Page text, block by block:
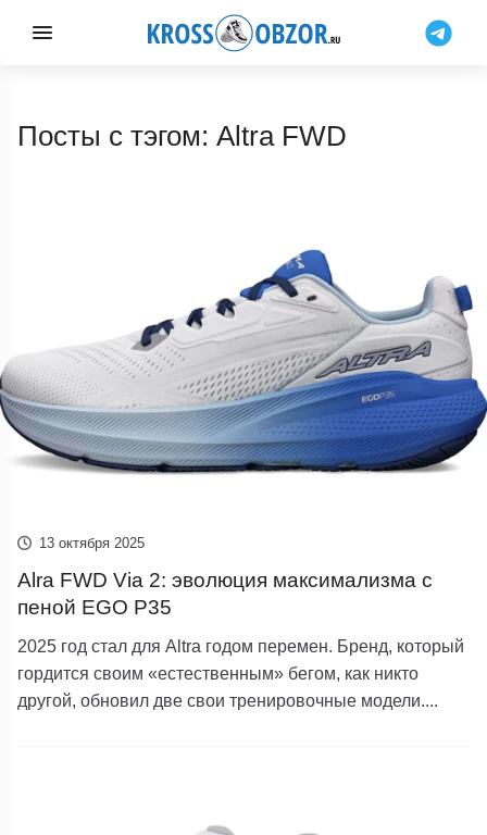
Посты с тэгом: Altra FWD
13 октября 2025
Alra FWD Via 2: эволюция максимализма с
пеной EGO P35
2025 год стал для Altra годом перемен. Бренд, который
гордится своим «естественным» бегом, как никто
другой, обновил две свои тренировочные модели....